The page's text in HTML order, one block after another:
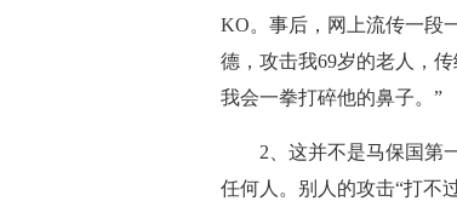
KO。事后，网上流传一段
德，攻击我69岁的老人，
我会一拳打碎他的鼻子。”
2、这并不是马保国第
任何人。别人的攻击“打不